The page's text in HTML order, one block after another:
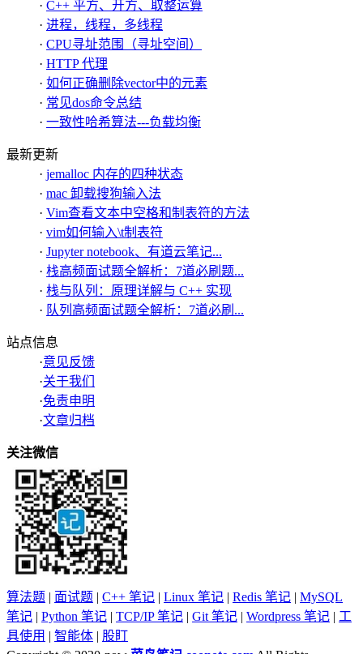
· C++ 平方、开方、取整运算
· 进程，线程，多线程
· CPU寻址范围（寻址空间）
· HTTP 代理
· 如何正确删除vector中的元素
· 常见dos命令总结
· 一致性哈希算法---负载均衡
最新更新
· jemalloc 内存的四种状态
· mac 卸载搜狗输入法
· Vim查看文本中空格和制表符的方法
· vim如何输入\t制表符
· Jupyter notebook、有道云笔记...
· 栈高频面试题全解析：7道必刷题...
· 栈与队列：原理详解与 C++ 实现
· 队列高频面试题全解析：7道必刷...
站点信息
·意见反馈
·关于我们
·免责申明
·文章归档
关注微信
算法题 | 面试题 | C++ 笔记 | Linux 笔记 | Redis 笔记 | MySQL
笔记 | Python 笔记 | TCP/IP 笔记 | Git 笔记 | Wordpress 笔记 | 工
具使用 | 智能体 | 股盯